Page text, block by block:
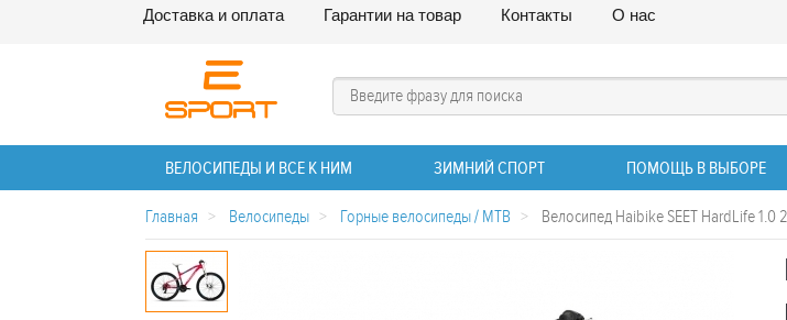
Доставка и оплата Гарантии на товар Контакты О нас
ВЕЛОСИПЕДЫ И ВСЕ К НИМ ЗИМНИЙ СПОРТ ПОМОЩЬ В ВЫБОРЕ
Главная > Велосипеды > Горные велосипеды / МТВ > Велосипед Haibike SEET HardLife 1.0